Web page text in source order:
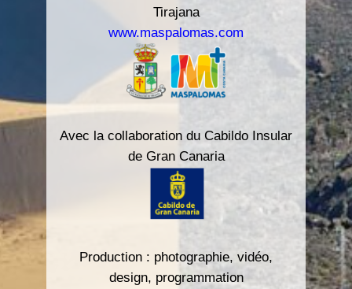
Tirajana
www.maspalomas.com
Avec la collaboration du Cabildo Insular
de Gran Canaria
Production : photographie, vidéo,
design, programmation